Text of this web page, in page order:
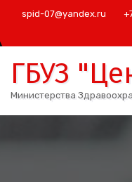
Перейти
содержимому
spid-07@yandex.ru
ГБУЗ
Министерства